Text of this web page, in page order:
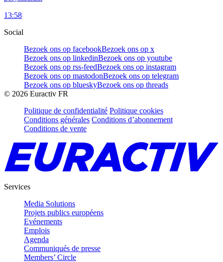
13:58
Social
Bezoek ons op facebookBezoek ons op x
Bezoek ons op linkedinBezoek ons op youtube
Bezoek ons op rss-feedBezoek ons op instagram
Bezoek ons op mastodonBezoek ons op telegram
Bezoek ons op blueskyBezoek ons op threads
© 2026 Euractiv FR
Politique de confidentialité Politique cookies
Conditions générales Conditions d’abonnement
Conditions de vente
Services
Media Solutions
Projets publics européens
Evénements
Emplois
Agenda
Communiqués de presse
Members’ Circle